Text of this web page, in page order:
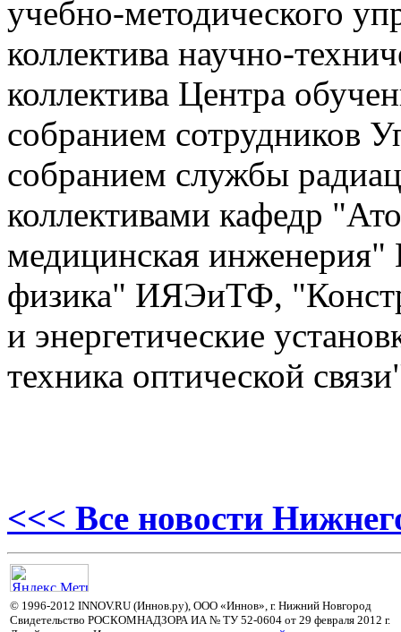
учебно-методического
коллектива научно-
коллектива Центра
собранием сотрудников
собранием службы
коллективами кафедр
медицинская
физика" ИЯЭиТФ,
и энергетические
техника оптической
<<< Все новости
© 1996-2012 INNOV.RU (Иннов.ру), ООО «Иннов», г. Нижний Новгород
Свидетельство РОСКОМНАДЗОРА ИА № ТУ 52-0604 от 29 февраля 2012 г.